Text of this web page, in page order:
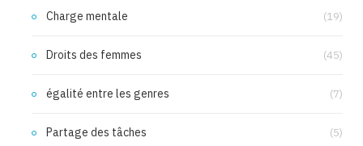
Charge mentale (19)
Droits des femmes (45)
égalité entre les genres (7)
Partage des tâches (5)